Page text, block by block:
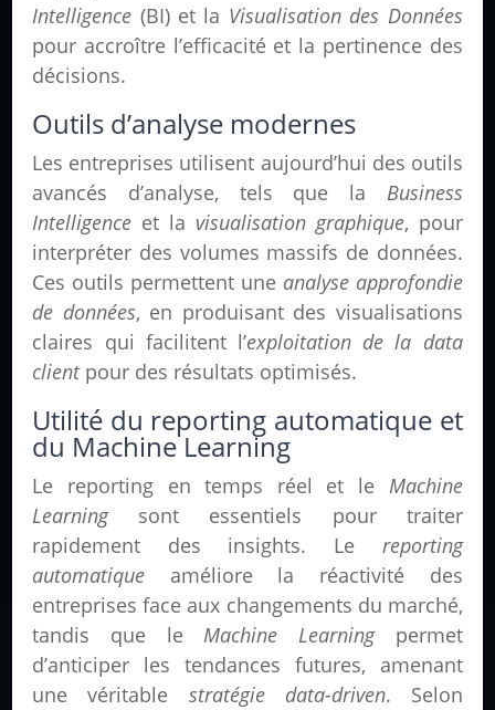
Intelligence (BI) et la Visualisation des Données
pour accroître l’efficacité et la pertinence des
décisions.
Outils d’analyse modernes
Les entreprises utilisent aujourd’hui des outils
avancés d’analyse, tels que la Business
Intelligence et la visualisation graphique, pour
interpréter des volumes massifs de données.
Ces outils permettent une analyse approfondie
de données, en produisant des visualisations
claires qui facilitent l’exploitation de la data
clientpour des résultats optimisés.
Utilité du reporting automatique et
du Machine Learning
Le reporting en temps réel et le Machine
Learningsont essentiels pour traiter
rapidement des insights. Le reporting
automatique améliore la réactivité des
entreprises face aux changements du marché,
tandis que le Machine Learningpermet
d’anticiper les tendances futures, amenant
une véritable stratégie data-driven. Selon